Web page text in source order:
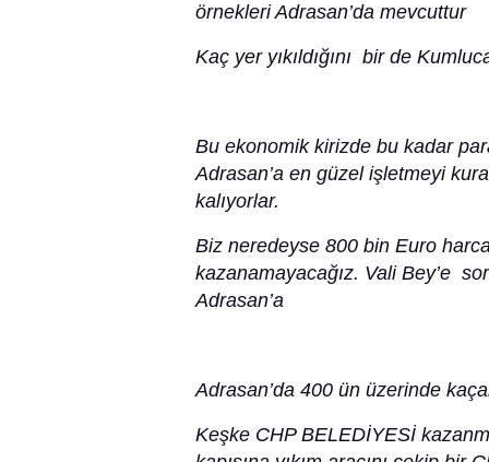
örnekleri Adrasan’da mevcuttur
Kaç yer yıkıldığını bir de
Bu ekonomik kirizde bu kadar
Adrasan’a en güzel işletmeyi
kalıyorlar.
Biz neredeyse 800 bin Euro
kazanamayacağız. Vali Bey’e
Adrasan’a
Adrasan’da 400 ün üzerinde
Keşke CHP BELEDİYESİ